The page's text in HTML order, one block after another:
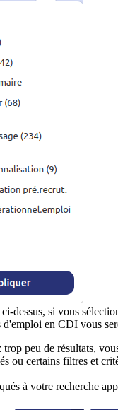
dessus, si vous
d'emploi en CDI vous
trop peu de résultats,
ou certains filtres et
à votre recherche